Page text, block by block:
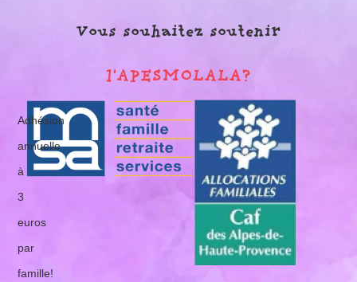
Vous souhaitez soutenir
l'APESMOLALA?
Adhésion
annuelle
à
3
euros
par
famille!